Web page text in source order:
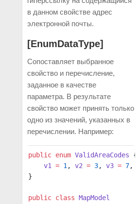
в данном свойстве адрес
электронной почты.
[EnumDataType]
Сопоставляет выбранное
свойство и перечисление,
заданное в качестве
параметра. В результате
свойство может принять только
одно из значений, указанных в
перечислении. Например:
public enum ValidAreaCodes {
    v1
= 1, v2 = 3, v3 = 7,
}
public class MapModel